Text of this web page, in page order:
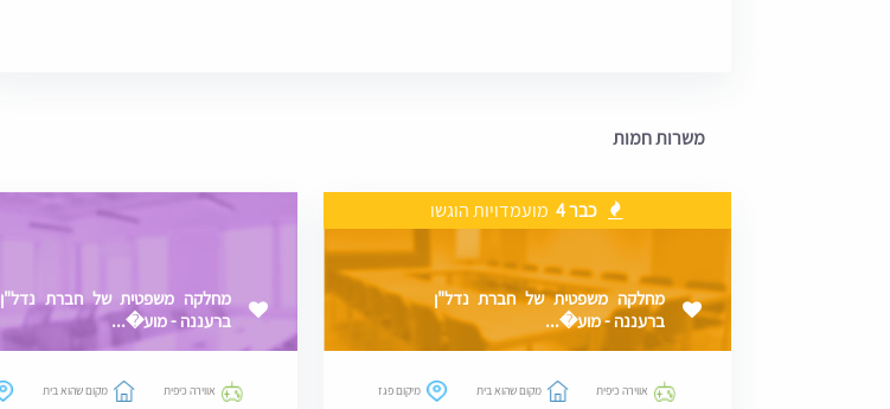
משרות חמות
כבר 4 מועמדויות הוגשו
מחלקה משפטית של חברת נדל"ן
ברעננה - מוע�...
אווירה כיפית מקום שהוא בית מיקום פגז
מחלקה משפטית של חברת נדל"ן
ברעננה - מוע�...
אווירה כיפית מקום שהוא בית